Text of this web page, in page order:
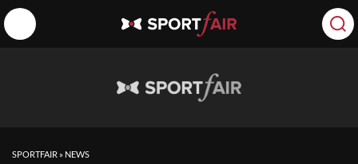
SPORTFAIR » NEWS